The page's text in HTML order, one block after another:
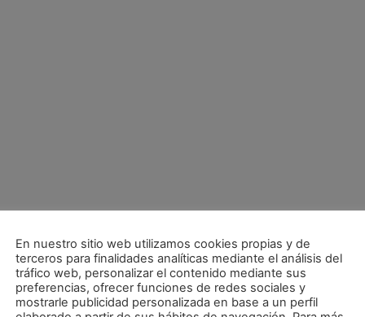
En nuestro sitio web utilizamos cookies propias y de
terceros para finalidades analíticas mediante el análisis del
tráfico web, personalizar el contenido mediante sus
preferencias, ofrecer funciones de redes sociales y
mostrarle publicidad personalizada en base a un perfil